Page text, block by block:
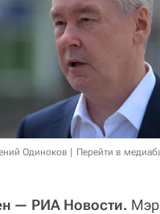
Одиноков Перейти в
— РИА Новости.